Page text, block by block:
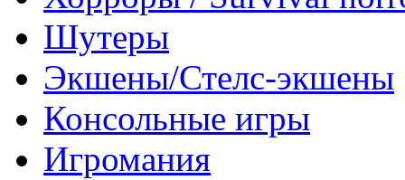
Шутеры
Экшены/Стелс-экшены
Консольные игры
Игромания